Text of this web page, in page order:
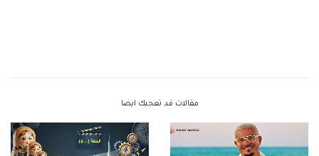
مقالات قد تعجبك ايضا